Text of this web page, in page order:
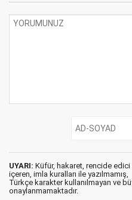
UYARI: Küfür, hakaret, rencide edici
içeren, imla kuralları ile yazılmamış,
Türkçe karakter kullanılmayan ve
onaylanmamaktadır.